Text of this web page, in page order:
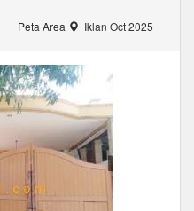
Peta Area Iklan Oct 2025